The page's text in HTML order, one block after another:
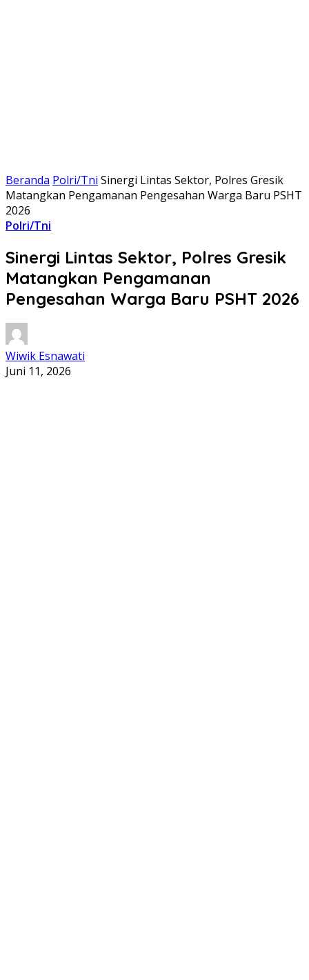
Beranda Polri/Tni Sinergi Lintas Sektor, Polres Gresik
Matangkan Pengamanan Pengesahan Warga Baru PSHT
2026
Polri/Tni
Sinergi Lintas Sektor, Polres Gresik
Matangkan Pengamanan
Pengesahan Warga Baru PSHT 2026
Wiwik Esnawati
Juni 11, 2026